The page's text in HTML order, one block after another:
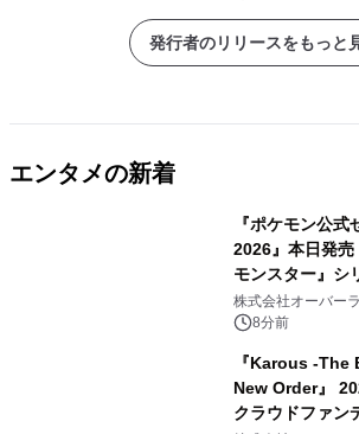
発行者のリリースをもっと
エンタメの新着
『ポケモン公
2026』本日発売
モンスター』シ
た画集『ポケッ
ルアートブック
株式会社オーバー
8分前
『Karous -
New Order』
クラウドファン